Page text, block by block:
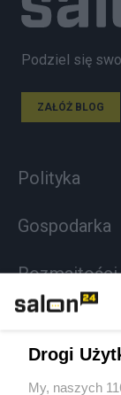
Podziel się
ZAŁÓŻ BLOG
Polityka
Gospodarka
Rozmaitości
Sport
Drogi
My, naszych